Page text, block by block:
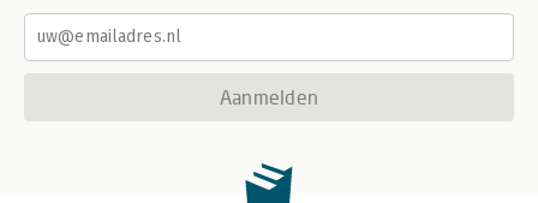
Aanmelden